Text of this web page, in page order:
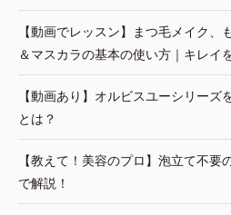
【動画でレッスン】まつ毛メイク
＆マスカラの基本の使い方｜キレイ
【動画あり】オルビスユーシリー
とは？
【教えて！美容のプロ】泡立て不
で解説！